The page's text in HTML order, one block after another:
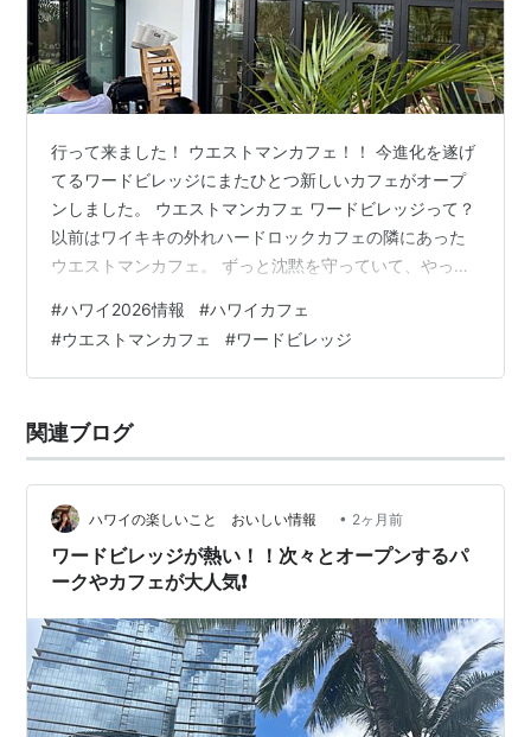
行って来ました！ ウエストマンカフェ！！ 今進化を遂げ
てるワードビレッジにまたひとつ新しいカフェがオープ
ンしました。 ウエストマンカフェ ワードビレッジって？
以前はワイキキの外れハードロックカフェの隣にあった
ウエストマンカフェ。 ずっと沈黙を守っていて、やっと
のは… スフレパンケーキ 22ドル 選んだソースはミック
スベリー（ソースはレモン、ミックスベリー、トロピカ
ルから選びます） ※焼き上がりに25分くらいかかります
らもソースが選べます。 そして、アボガドトースト 17ド
ル （ポ…
#ハワイ2026情報 #ハワイカフェ
#ウエストマンカフェ #ワードビレッジ
関連ブログ
ハワイの楽しいこと おいしい情報 • 2ヶ月前
ワードビレッジが熱い！！次々とオープンするパ
ークやカフェが大人気❗️